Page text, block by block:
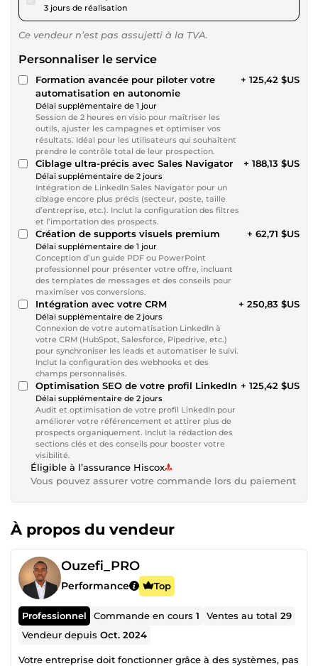
3 jours de réalisation
Ce vendeur n’est pas assujetti à la TVA.
Personnaliser le service
Formation avancée pour piloter votre
automatisation en autonomie
Délai supplémentaire de 1 jour
Session de 2 heures en visio pour maîtriser les
outils, ajuster les campagnes et optimiser vos
résultats. Idéal pour les utilisateurs qui souhaitent
prendre le contrôle total de leur prospection.
+ 125,42 $US
Ciblage ultra-précis avec Sales Navigator
Délai supplémentaire de 2 jours
Intégration de LinkedIn Sales Navigator pour un
ciblage encore plus précis (secteur, poste, taille
d’entreprise, etc.). Inclut la configuration des filtres
et l’importation des prospects.
+ 188,13 $US
Création de supports visuels premium
Délai supplémentaire de 1 jour
Conception d’un guide PDF ou PowerPoint
professionnel pour présenter votre offre, incluant
des templates de messages et des conseils pour
maximiser vos conversions.
+ 62,71 $US
Intégration avec votre CRM
Délai supplémentaire de 2 jours
Connexion de votre automatisation LinkedIn à
votre CRM (HubSpot, Salesforce, Pipedrive, etc.)
pour synchroniser les leads et automatiser le suivi.
Inclut la configuration des webhooks et des
champs personnalisés.
+ 250,83 $US
Optimisation SEO de votre profil LinkedIn
Délai supplémentaire de 2 jours
Audit et optimisation de votre profil LinkedIn pour
améliorer votre référencement et attirer plus de
prospects organiquement. Inclut la rédaction des
sections clés et des conseils pour booster votre
visibilité.
+ 125,42 $US
Éligible à l’assurance Hiscox
Vous pouvez assurer votre commande lors du paiement
À propos du vendeur
Ouzefi_PRO
Performance Top
Professionnel Commande en cours1 Ventes au total29
Vendeur depuisOct. 2024
Votre entreprise doit fonctionner grâce à des systèmes, pas